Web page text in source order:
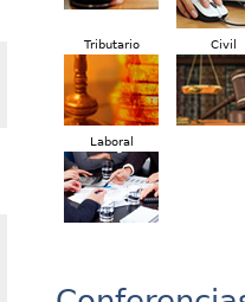
Tributario Civil
Laboral